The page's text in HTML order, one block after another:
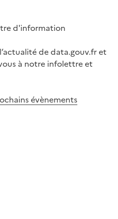
d'information
de data.gouv.fr et
à notre infolettre et
évènements